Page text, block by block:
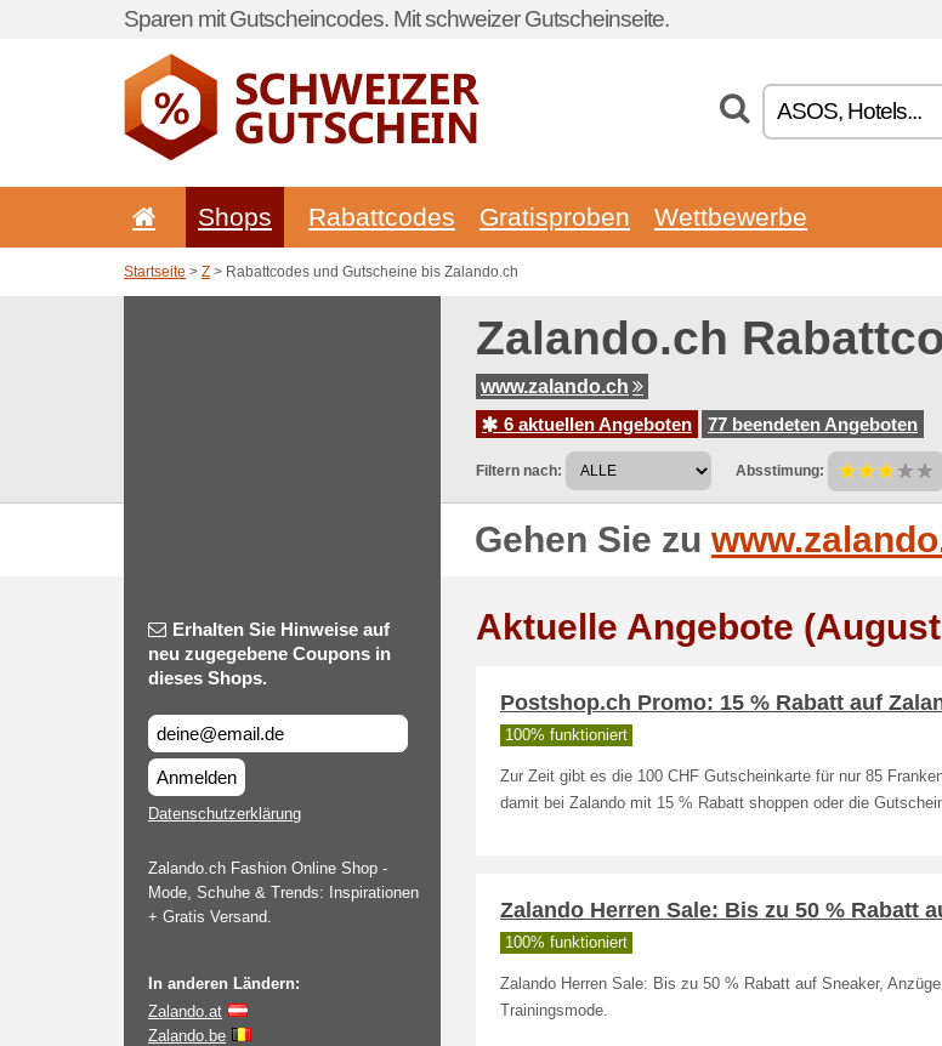
Sparen mit Gutscheincodes. Mit schweizer Gutscheinseite.
Shops Rabattcodes Gratisproben Wettbewerbe
Startseite > Z > Rabattcodes und Gutscheine bis Zalando.ch
Zalando.ch
www.zalando.ch
6 aktuellen Angeboten
77 beendeten Angeboten
Filtern nach: Absstimung:
Gehen Sie zu
Erhalten Sie Hinweise auf
neu zugegebene Coupons in
dieses Shops.
Anmelden
Datenschutzerklärung
Zalando.ch Fashion Online Shop -
Mode, Schuhe & Trends: Inspirationen
+ Gratis Versand.
In anderen Ländern:
Zalando.at
Zalando.be
Aktuelle Angebote
Postshop.ch Promo: 15 % Rabatt auf
100% funktioniert
Zur Zeit gibt es die 100 CHF Gutscheinkarte für nur 85
damit bei Zalando mit 15 % Rabatt shoppen oder die
Zalando Herren Sale: Bis zu 50 % Rabatt
100% funktioniert
Zalando Herren Sale: Bis zu 50 % Rabatt auf Sneaker,
Trainingsmode.